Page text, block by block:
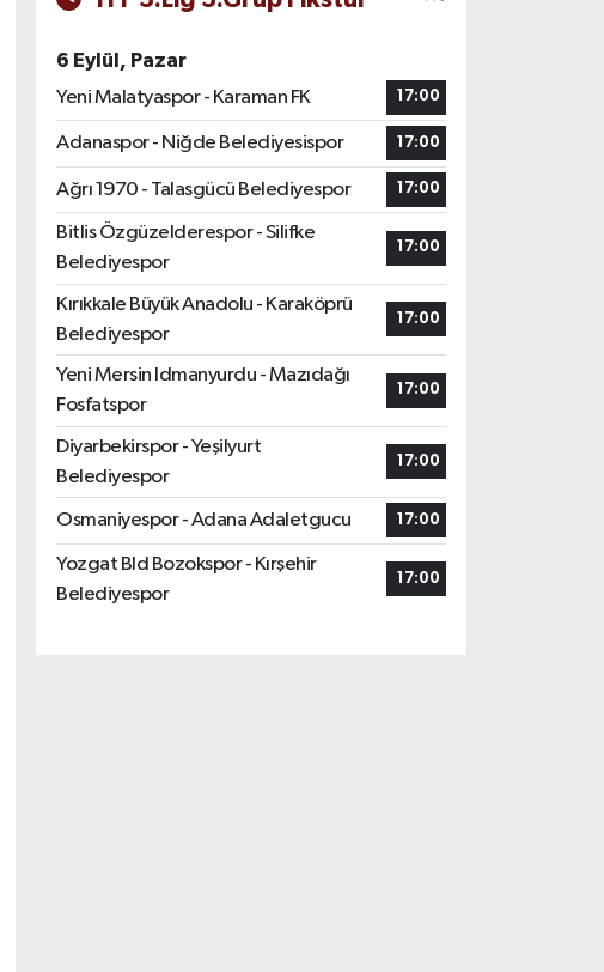
6 Eylül, Pazar
Yeni Malatyaspor - Karaman FK
17:00
Adanaspor - Niğde Belediyesispor 17:00
Ağrı 1970 - Talasgücü Belediyespor 17:00
Bitlis Özgüzelderespor - Silifke
Belediyespor
17:00
Kırıkkale Büyük Anadolu - Karaköprü
Belediyespor
17:00
Yeni Mersin Idmanyurdu - Mazıdağı
Fosfatspor
17:00
Diyarbekirspor - Yeşilyurt
Belediyespor
17:00
Osmaniyespor - Adana Adaletgucu 17:00
Yozgat Bld Bozokspor - Kırşehir
Belediyespor
17:00